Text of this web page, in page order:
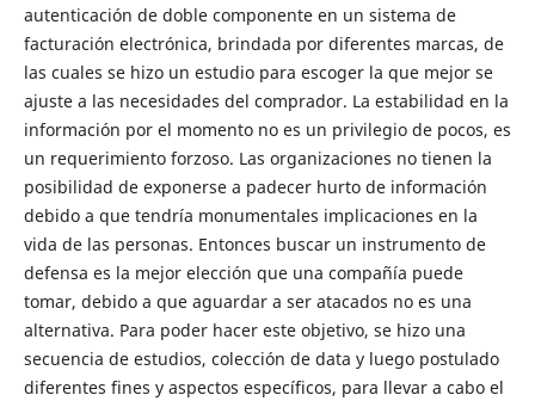
autenticación de doble componente en un sistema de
facturación electrónica, brindada por diferentes marcas, de
las cuales se hizo un estudio para escoger la que mejor se
ajuste a las necesidades del comprador. La estabilidad en la
información por el momento no es un privilegio de pocos, es
un requerimiento forzoso. Las organizaciones no tienen la
posibilidad de exponerse a padecer hurto de información
debido a que tendría monumentales implicaciones en la
vida de las personas. Entonces buscar un instrumento de
defensa es la mejor elección que una compañía puede
tomar, debido a que aguardar a ser atacados no es una
alternativa. Para poder hacer este objetivo, se hizo una
secuencia de estudios, colección de data y luego postulado
diferentes fines y aspectos específicos, para llevar a cabo el